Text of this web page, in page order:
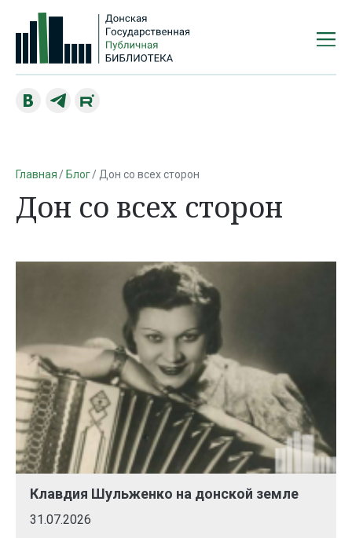
Главная Блог Дон со всех сторон
Дон со всех сторон
Клавдия Шульженко на донской земле
31.07.2026